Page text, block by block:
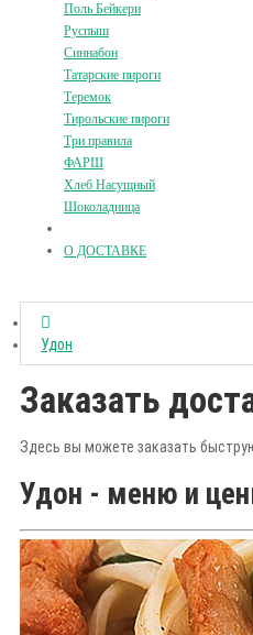
Поль Бейкери
Руспыш
Синнабон
Татарские пироги
Теремок
Тирольские пироги
Три правила
ФАРШ
Хлеб Насущный
Шоколадница
О ДОСТАВКЕ
Удон
Заказать
Здесь вы можете заказать
Удон - меню и